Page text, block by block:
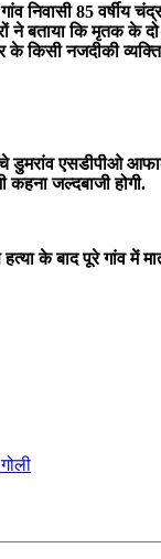
निवासी 85 वर्षीय
ने बताया कि मृतक के
के किसी नजदीकी
डुमरांव एसडीपीओ
जल्दबाजी होगी.
के बाद पूरे गांव में